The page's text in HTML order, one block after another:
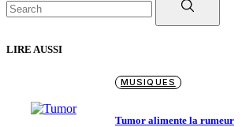
for:
LIRE AUSSI
MUSIQUES
Tumor alimente la rumeur